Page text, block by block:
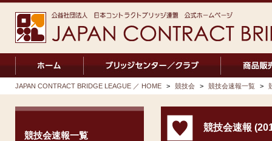
JAPAN CONTRACT BRIDGE LEAGUE ／ HOME > 競技会 > 競技会速報一覧 >
競技会速報一覧
競技会速報